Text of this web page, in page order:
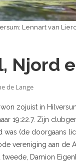
Lennart van
Njord
de Lange
won zojuist in
19:22.7. Zijn
was (de doorgaans
vereniging aan
Damion